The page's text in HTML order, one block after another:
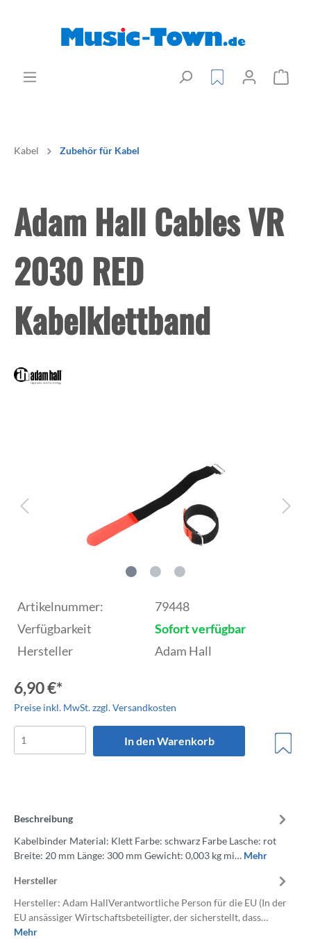
Kabel Zubehör für Kabel
Adam Hall Cables VR
2030 RED
Kabelklettband
Artikelnummer:
79448
Verfügbarkeit
Sofort verfügbar
Hersteller
Adam Hall
6,90 €*
Preise inkl. MwSt. zzgl. Versandkosten
In den Warenkorb
Beschreibung
Kabelbinder Material: Klett Farbe: schwarz Farbe Lasche: rot
Breite: 20 mm Länge: 300 mm Gewicht: 0,003 kg mi… Mehr
Hersteller
Hersteller: Adam HallVerantwortliche Person für die EU (In der
EU ansässiger Wirtschaftsbeteiligter, der sicherstellt, dass…
Mehr